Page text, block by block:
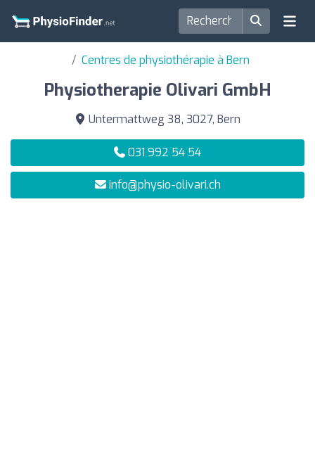
Centres de physiothérapie à Bern
Physiotherapie Olivari GmbH
Untermattweg 38, 3027, Bern
031 992 54 54
info@physio-olivari.ch